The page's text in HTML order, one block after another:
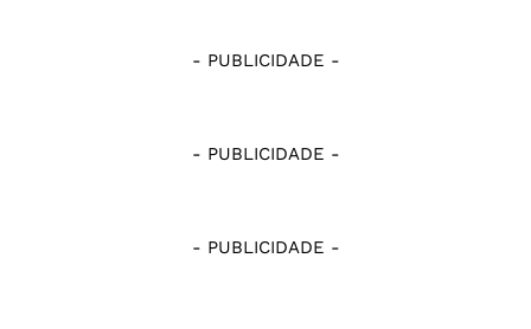
- PUBLICIDADE -
- PUBLICIDADE -
- PUBLICIDADE -